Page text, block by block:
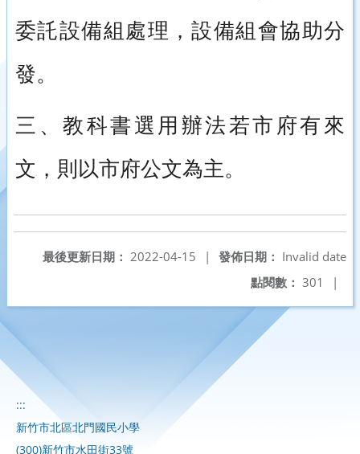
委託設備組處理，設備組會協助分
發。
三、教科書選用辦法若市府有來
文，則以市府公文為主。
發佈日期： Invalid date
最後更新日期： 2022-04-15
|
點閱數： 301 |
:::
新竹市北區北門國民小學
(300)新竹市水田街33號